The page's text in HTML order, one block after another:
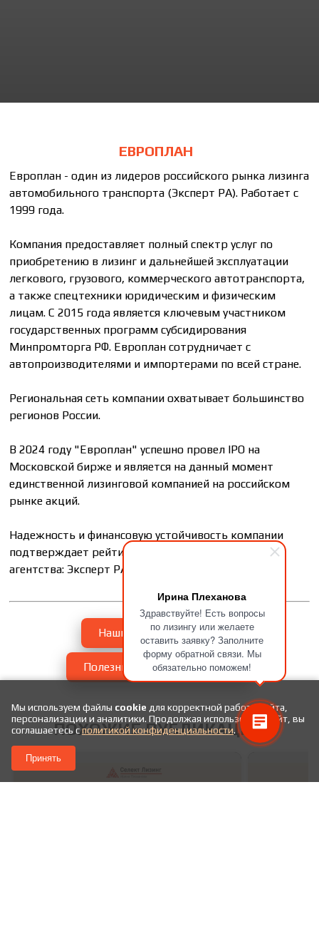
Ирина Плеханова
Здравствуйте! Есть вопросы
по лизингу или желаете
оставить заявку? Заполните
форму обратной связи. Мы
обязательно поможем!
ЕВРОПЛАН
Европлан - один из лидеров российского рынка лизинга
автомобильного транспорта (Эксперт РА). Работает с
1999 года.
Компания предоставляет полный спектр услуг по
приобретению в лизинг и дальнейшей эксплуатации
легкового, грузового, коммерческого автотранспорта,
а также спецтехники юридическим и физическим
лицам. С 2015 года является ключевым участником
государственных программ субсидирования
Минпромторга РФ. Европлан сотрудничает с
автопроизводителями и импортерами по всей стране.
Региональная сеть компании охватывает большинство
регионов России.
В 2024 году "Европлан" успешно провел IPO на
Московской бирже и является на данный момент
единственной лизинговой компанией на российском
рынке акций.
Надежность и финансовую устойчивость компании
подтверждает рейтинг ведущего российского
агентства: Эксперт РА - АА, прогноз "Стабильный".
Наши успешные сделки
Полезные статьи про лизинг
ПОХОЖИЕ ПУБЛИКАЦИИ
Мы используем файлы cookie для корректной работы сайта,
персонализации и аналитики. Продолжая использовать сайт, вы
соглашаетесь сполитикой конфиденциальности.
Принять